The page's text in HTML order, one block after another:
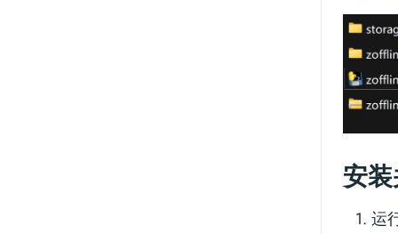
安
运